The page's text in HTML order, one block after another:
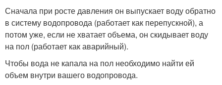
Сначала при росте давления он выпускает воду обратно
в систему водопровода (работает как перепускной), а
потом уже, если не хватает объема, он скидывает воду
на пол (работает как аварийный).
Чтобы вода не капала на пол необходимо найти ей
объем внутри вашего водопровода.